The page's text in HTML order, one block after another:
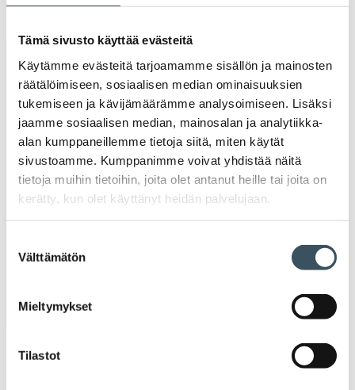
Tämä sivusto käyttää evästeitä
Käytämme evästeitä tarjoamamme sisällön ja mainosten
räätälöimiseen, sosiaalisen median ominaisuuksien
tukemiseen ja kävijämäärämme analysoimiseen. Lisäksi
jaamme sosiaalisen median, mainosalan ja analytiikka-
alan kumppaneillemme tietoja siitä, miten käytät
sivustoamme. Kumppanimme voivat yhdistää näitä
tietoja muihin tietoihin, joita olet antanut heille tai joita on
kerätty, kun olet käyttänyt heidän palvelujaan.
valinta
Välttämätön
Mieltymykset
Tilastot
palkattaessa.
29.04.2022 12:14 Uutiset informaatiovaikuttaminen ,arvoviestintä,
sisäinen viestintä
Miten informaatiouhkiin kannattaa
varautua?
Venäjän hyökkäyssota Ukrainaan vaikuttaa
monella tavalla arkeemme. Kaupan liiton
kriisiviestinnän aamupäivässä 29.4.
aiheuttamiin uhkiin. Miksi olemme alttiita